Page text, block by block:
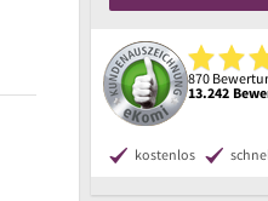
870
13.242
kostenlos